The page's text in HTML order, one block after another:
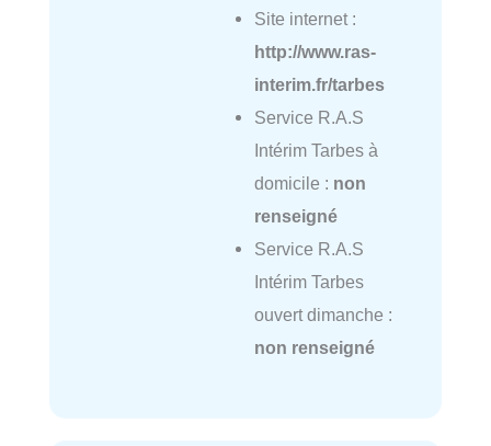
Site internet :
http://www.ras-
interim.fr/tarbes
Service R.A.S
Intérim Tarbes à
domicile : non
renseigné
Service R.A.S
Intérim Tarbes
ouvert dimanche :
non renseigné